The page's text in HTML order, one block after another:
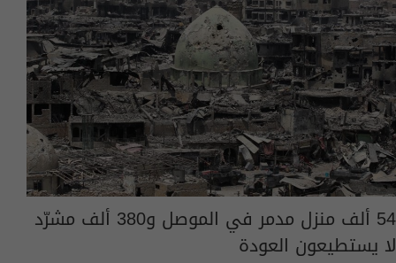
54 ألف منزل مدمر في الموصل و380 ألف مشرّد
لا يستطيعون العودة